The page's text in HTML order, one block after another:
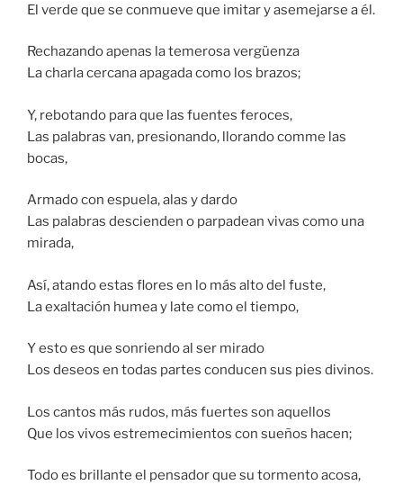
El verde que se conmueve que imitar y asemejarse a él.
Rechazando apenas la temerosa vergüenza
La charla cercana apagada como los brazos;
Y, rebotando para que las fuentes feroces,
Las palabras van, presionando, llorando comme las
bocas,
Armado con espuela, alas y dardo
Las palabras descienden o parpadean vivas como una
mirada,
Así, atando estas flores en lo más alto del fuste,
La exaltación humea y late como el tiempo,
Y esto es que sonriendo al ser mirado
Los deseos en todas partes conducen sus pies divinos.
Los cantos más rudos, más fuertes son aquellos
Que los vivos estremecimientos con sueños hacen;
Todo es brillante el pensador que su tormento acosa,